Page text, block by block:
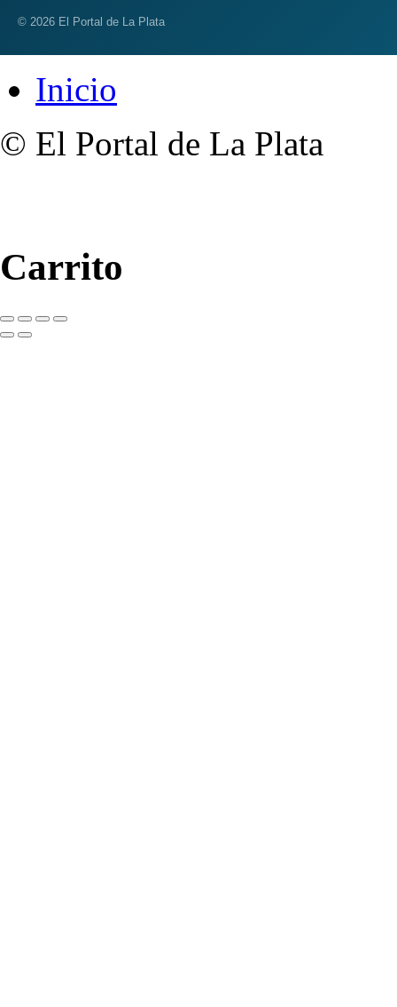
© 2026 El Portal de La Plata
Inicio
© El Portal de La Plata
Carrito